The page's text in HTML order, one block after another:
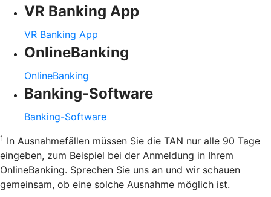
VR Banking App
VR Banking App
OnlineBanking
OnlineBanking
Banking-Software
Banking-Software
1 In Ausnahmefällen müssen Sie die TAN nur alle 90 Tage
eingeben, zum Beispiel bei der Anmeldung in Ihrem
OnlineBanking. Sprechen Sie uns an und wir schauen
gemeinsam, ob eine solche Ausnahme möglich ist.